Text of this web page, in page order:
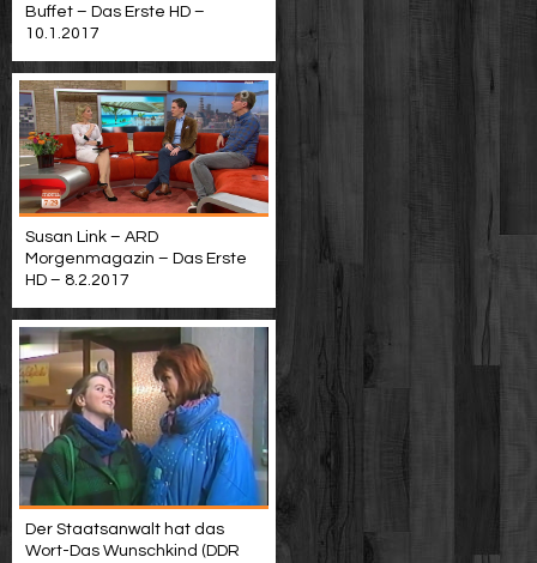
Buffet – Das Erste HD –
10.1.2017
Susan Link – ARD
Morgenmagazin – Das Erste
HD – 8.2.2017
Der Staatsanwalt hat das
Wort-Das Wunschkind (DDR